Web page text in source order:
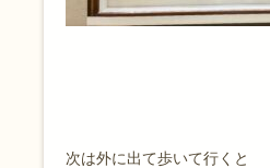
次は外に出て歩いて行くと